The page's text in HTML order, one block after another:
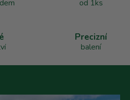
v
p
od 1ks
Precizní
balení